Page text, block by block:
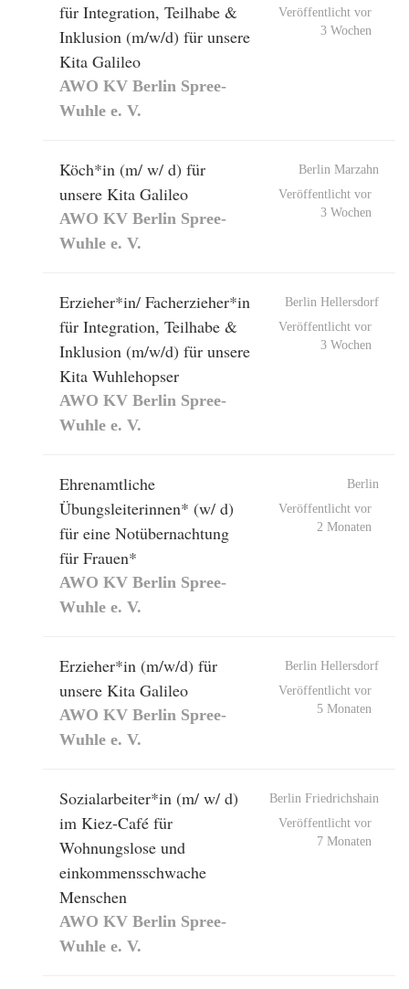
für Integration, Teilhabe &
Inklusion (m/w/d) für unsere
Kita Galileo
AWO KV Berlin Spree-
Wuhle e. V.
Veröffentlicht vor
3 Wochen
Köch*in (m/ w/ d) für
unsere Kita Galileo
AWO KV Berlin Spree-
Wuhle e. V.
Berlin Marzahn
Veröffentlicht vor
3 Wochen
Erzieher*in/ Facherzieher*in
für Integration, Teilhabe &
Inklusion (m/w/d) für unsere
Kita Wuhlehopser
AWO KV Berlin Spree-
Wuhle e. V.
Berlin Hellersdorf
Veröffentlicht vor
3 Wochen
Ehrenamtliche
Übungsleiterinnen* (w/ d)
für eine Notübernachtung
für Frauen*
AWO KV Berlin Spree-
Wuhle e. V.
Berlin
Veröffentlicht vor
2 Monaten
Erzieher*in (m/w/d) für
unsere Kita Galileo
AWO KV Berlin Spree-
Wuhle e. V.
Berlin Hellersdorf
Veröffentlicht vor
5 Monaten
Sozialarbeiter*in (m/ w/ d)
im Kiez-Café für
Wohnungslose und
einkommensschwache
Menschen
AWO KV Berlin Spree-
Wuhle e. V.
Berlin Friedrichshain
Veröffentlicht vor
7 Monaten